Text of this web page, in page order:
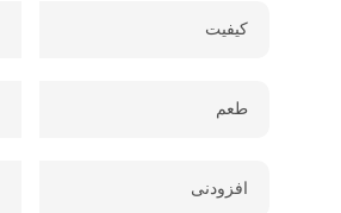
کیفیت
طعم
افزودنی